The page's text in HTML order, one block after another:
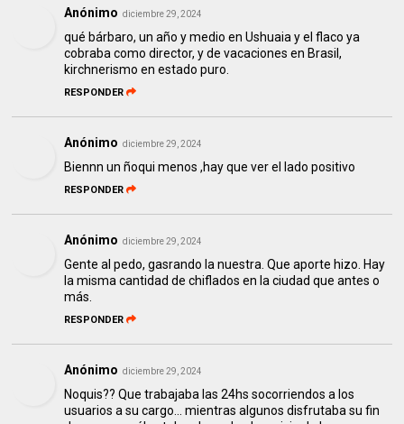
Anónimo diciembre 29, 2024
qué bárbaro, un año y medio en Ushuaia y el flaco ya
cobraba como director, y de vacaciones en Brasil,
kirchnerismo en estado puro.
RESPONDER
Anónimo diciembre 29, 2024
Biennn un ñoqui menos ,hay que ver el lado positivo
RESPONDER
Anónimo diciembre 29, 2024
Gente al pedo, gasrando la nuestra. Que aporte hizo. Hay
la misma cantidad de chiflados en la ciudad que antes o
más.
RESPONDER
Anónimo diciembre 29, 2024
Noquis?? Que trabajaba las 24hs socorriendos a los
usuarios a su cargo... mientras algunos disfrutaba su fin